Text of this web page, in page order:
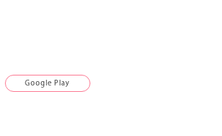
Google Play